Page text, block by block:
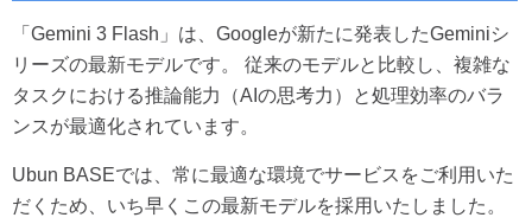
「Gemini 3 Flash」は、Googleが新たに発表したGeminiシ
リーズの最新モデルです。 従来のモデルと比較し、複雑な
タスクにおける推論能力（AIの思考力）と処理効率のバラ
ンスが最適化されています。
Ubun BASEでは、常に最適な環境でサービスをご利用いた
だくため、いち早くこの最新モデルを採用いたしました。